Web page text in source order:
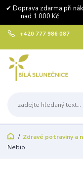
✔ Doprava zdarma při
nad 1 000 Kč ✔
+420 777 986 087
Zdravé potraviny a
Nebio